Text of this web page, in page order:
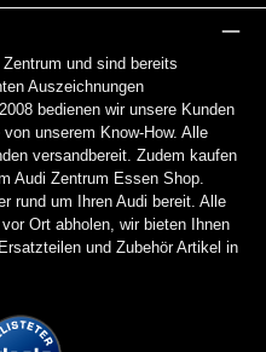
und sind bereits
Auszeichnungen
bedienen wir unsere Kunden
unserem Know-How. Alle
versandbereit. Zudem kaufen
Audi Zentrum Essen Shop.
rund um Ihren Audi bereit. Alle
Ort abholen, wir bieten Ihnen
und Zubehör Artikel in